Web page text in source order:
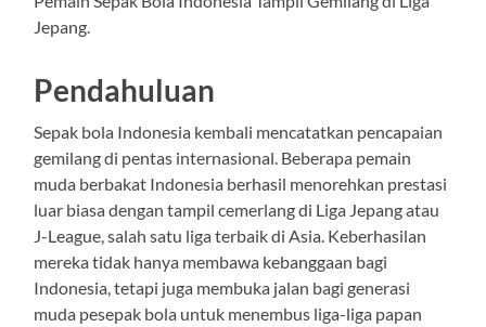
Jepang.
Pendahuluan
Sepak bola Indonesia kembali mencatatkan pencapaian
gemilang di pentas internasional. Beberapa pemain
muda berbakat Indonesia berhasil menorehkan prestasi
luar biasa dengan tampil cemerlang di Liga Jepang atau
J-League, salah satu liga terbaik di Asia. Keberhasilan
mereka tidak hanya membawa kebanggaan bagi
Indonesia, tetapi juga membuka jalan bagi generasi
muda pesepak bola untuk menembus liga-liga papan